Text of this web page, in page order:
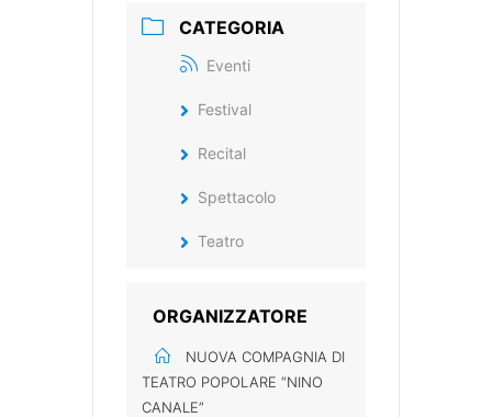
CATEGORIA
Eventi
Festival
Recital
Spettacolo
Teatro
ORGANIZZATORE
NUOVA COMPAGNIA DI
TEATRO POPOLARE “NINO
CANALE”